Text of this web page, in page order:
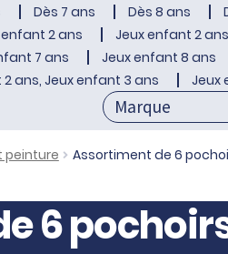
Dès 7 ans Dès 8 ans
2 ans
Jeux enfant 2 ans
7 ans Jeux enfant 8 ans
ans, Jeux enfant 3 ans Jeux
peinture Assortiment de 6
6